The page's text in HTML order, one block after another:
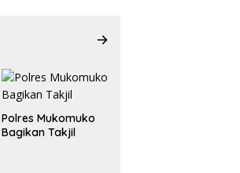
Polres Mukomuko
Bagikan Takjil